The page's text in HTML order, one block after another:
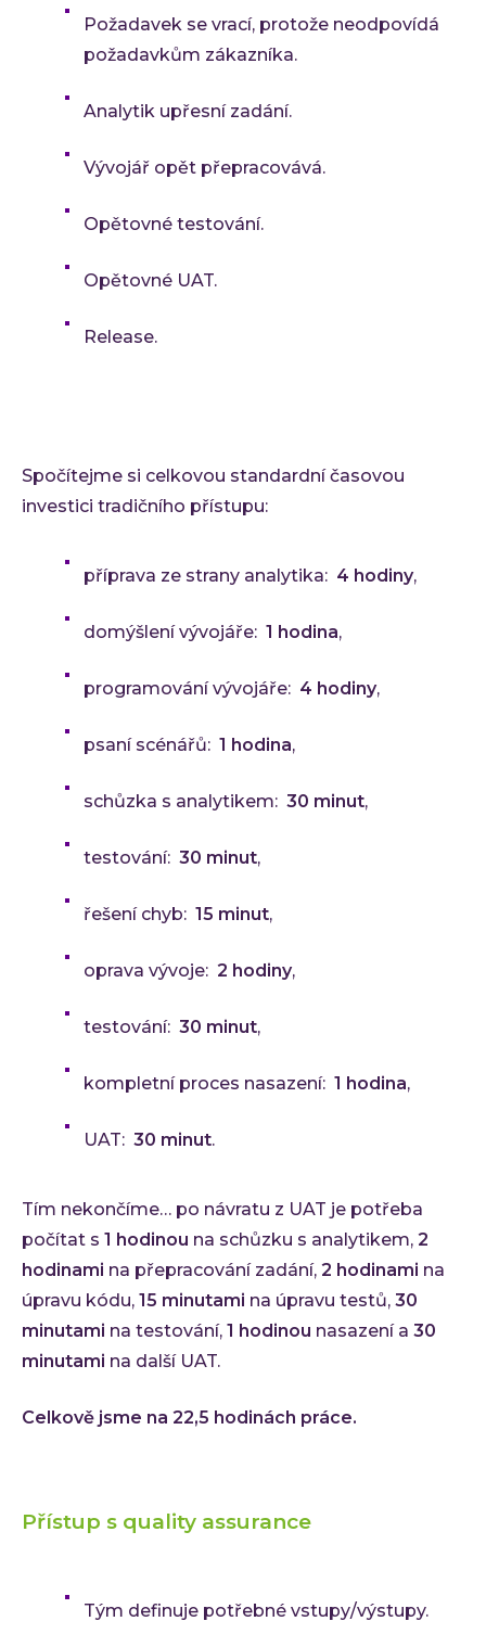
Požadavek se vrací, protože neodpovídá
požadavkům zákazníka.
Analytik upřesní zadání.
Vývojář opět přepracovává.
Opětovné testování.
Opětovné UAT.
Release.
Spočítejme si celkovou standardní časovou
investici tradičního přístupu:
příprava ze strany analytika: 4 hodiny,
domýšlení vývojáře: 1 hodina,
programování vývojáře: 4 hodiny,
psaní scénářů: 1 hodina,
schůzka s analytikem: 30 minut,
testování: 30 minut,
řešení chyb: 15 minut,
oprava vývoje: 2 hodiny,
testování: 30 minut,
kompletní proces nasazení: 1 hodina,
UAT: 30 minut.
Tím nekončíme… po návratu z UAT je potřeba
počítat s 1 hodinou na schůzku s analytikem, 2
hodinami na přepracování zadání, 2 hodinami na
úpravu kódu, 15 minutami na úpravu testů, 30
minutami na testování, 1 hodinou nasazení a 30
minutami na další UAT.
Celkově jsme na 22,5 hodinách práce.
Přístup s quality assurance
Tým definuje potřebné vstupy/výstupy.